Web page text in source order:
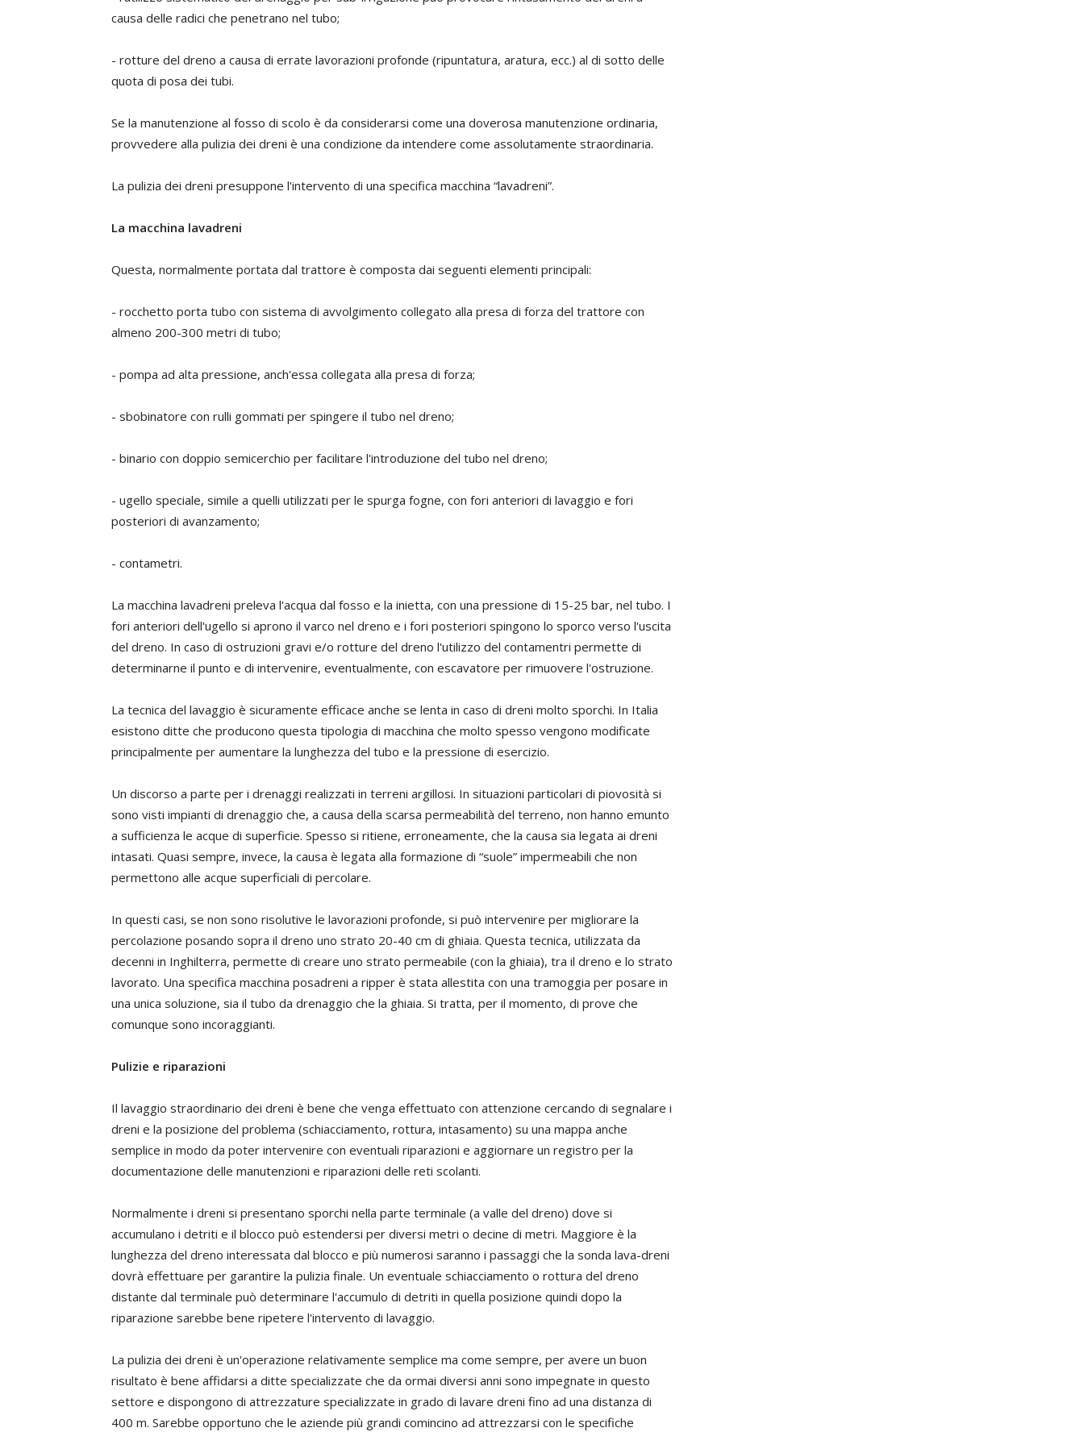
causa delle radici che penetrano nel tubo;
- rotture del dreno a causa di errate lavorazioni profonde (ripuntatura, aratura, ecc.) al di sotto delle
quota di posa dei tubi.
Se la manutenzione al fosso di scolo è da considerarsi come una doverosa manutenzione ordinaria,
provvedere alla pulizia dei dreni è una condizione da intendere come assolutamente straordinaria.
La pulizia dei dreni presuppone l'intervento di una specifica macchina “lavadreni”.
La macchina lavadreni
Questa, normalmente portata dal trattore è composta dai seguenti elementi principali:
- rocchetto porta tubo con sistema di avvolgimento collegato alla presa di forza del trattore con
almeno 200-300 metri di tubo;
- pompa ad alta pressione, anch'essa collegata alla presa di forza;
- sbobinatore con rulli gommati per spingere il tubo nel dreno;
- binario con doppio semicerchio per facilitare l'introduzione del tubo nel dreno;
- ugello speciale, simile a quelli utilizzati per le spurga fogne, con fori anteriori di lavaggio e fori
posteriori di avanzamento;
- contametri.
La macchina lavadreni preleva l'acqua dal fosso e la inietta, con una pressione di 15-25 bar, nel tubo. I
fori anteriori dell'ugello si aprono il varco nel dreno e i fori posteriori spingono lo sporco verso l'uscita
del dreno. In caso di ostruzioni gravi e/o rotture del dreno l'utilizzo del contamentri permette di
determinarne il punto e di intervenire, eventualmente, con escavatore per rimuovere l'ostruzione.
La tecnica del lavaggio è sicuramente efficace anche se lenta in caso di dreni molto sporchi. In Italia
esistono ditte che producono questa tipologia di macchina che molto spesso vengono modificate
principalmente per aumentare la lunghezza del tubo e la pressione di esercizio.
Un discorso a parte per i drenaggi realizzati in terreni argillosi. In situazioni particolari di piovosità si
sono visti impianti di drenaggio che, a causa della scarsa permeabilità del terreno, non hanno emunto
a sufficienza le acque di superficie. Spesso si ritiene, erroneamente, che la causa sia legata ai dreni
intasati. Quasi sempre, invece, la causa è legata alla formazione di “suole” impermeabili che non
permettono alle acque superficiali di percolare.
In questi casi, se non sono risolutive le lavorazioni profonde, si può intervenire per migliorare la
percolazione posando sopra il dreno uno strato 20-40 cm di ghiaia. Questa tecnica, utilizzata da
decenni in Inghilterra, permette di creare uno strato permeabile (con la ghiaia), tra il dreno e lo strato
lavorato. Una specifica macchina posadreni a ripper è stata allestita con una tramoggia per posare in
una unica soluzione, sia il tubo da drenaggio che la ghiaia. Si tratta, per il momento, di prove che
comunque sono incoraggianti.
Pulizie e riparazioni
Il lavaggio straordinario dei dreni è bene che venga effettuato con attenzione cercando di segnalare i
dreni e la posizione del problema (schiacciamento, rottura, intasamento) su una mappa anche
semplice in modo da poter intervenire con eventuali riparazioni e aggiornare un registro per la
documentazione delle manutenzioni e riparazioni delle reti scolanti.
Normalmente i dreni si presentano sporchi nella parte terminale (a valle del dreno) dove si
accumulano i detriti e il blocco può estendersi per diversi metri o decine di metri. Maggiore è la
lunghezza del dreno interessata dal blocco e più numerosi saranno i passaggi che la sonda lava-dreni
dovrà effettuare per garantire la pulizia finale. Un eventuale schiacciamento o rottura del dreno
distante dal terminale può determinare l'accumulo di detriti in quella posizione quindi dopo la
riparazione sarebbe bene ripetere l'intervento di lavaggio.
La pulizia dei dreni è un'operazione relativamente semplice ma come sempre, per avere un buon
risultato è bene affidarsi a ditte specializzate che da ormai diversi anni sono impegnate in questo
settore e dispongono di attrezzature specializzate in grado di lavare dreni fino ad una distanza di
400 m. Sarebbe opportuno che le aziende più grandi comincino ad attrezzarsi con le specifiche